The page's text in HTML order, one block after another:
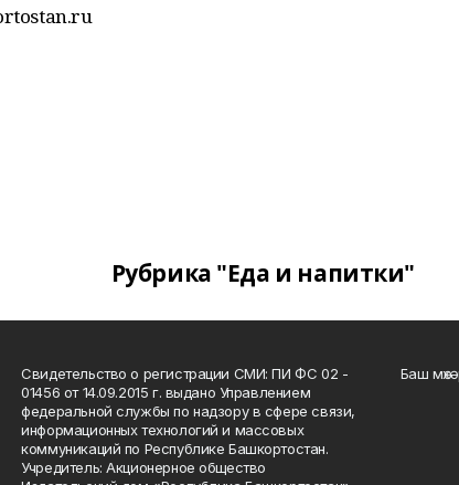
Рубрика "Еда и напитки"
Свидетельство о регистрации СМИ: ПИ ФС 02 -
01456 от 14.09.2015 г. выдано Управлением
федеральной службы по надзору в сфере связи,
информационных технологий и массовых
коммуникаций по Республике Башкортостан.
Учредитель: Акционерное общество
Баш